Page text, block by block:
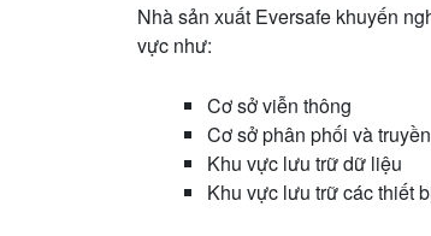
Nhà sản xuất Eversafe khuyến
vực như:
Cơ sở viễn thông
Cơ sở phân phối và
Khu vực lưu trữ dữ liệu
Khu vực lưu trữ các thiết